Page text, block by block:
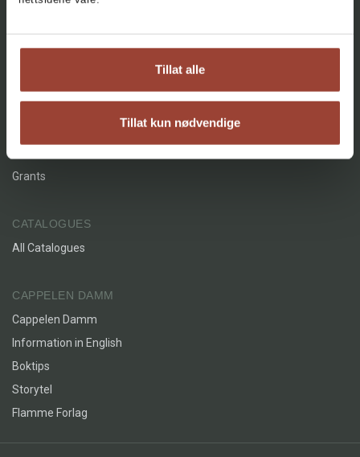
Tillat alle
Tillat kun nødvendige
Innbundet
Bokmål
FacebookInstagram
About
Grants
CATALOGUES
All Catalogues
CAPPELEN DAMM
Cappelen Damm
Information in English
Boktips
Storytel
Flamme Forlag